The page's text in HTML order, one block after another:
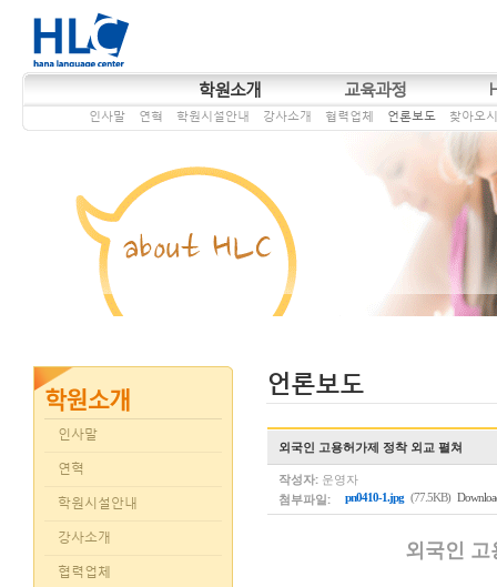
학원소개 교육과정
인사말 연혁 학원시설안내 강사소개 협력업체 언론보도 찾아오
인사말
연혁
학원시설안내
강사소개
협력업체
언론보도
외국인 고용허가제 정착 외교 펼쳐
작성자: 운영자
첨부파일:
pn0410-1.jpg (77.5KB)
외국인